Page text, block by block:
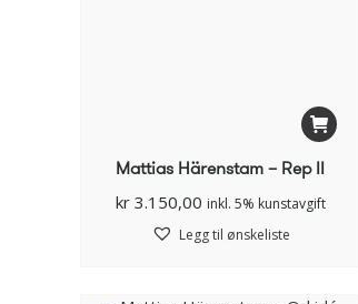
Mattias Härenstam – Rep II
kr3.150,00 inkl. 5% kunstavgift
Legg til ønskeliste